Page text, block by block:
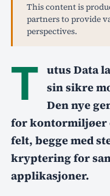
This content is
partners to provide
perspectives.
T utus Data
sin sikre
Den nye
for kontormiljøer
felt, begge med
kryptering for
applikasjoner.